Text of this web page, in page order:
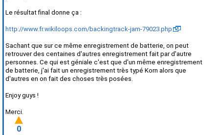
Le résultat final donne ça :
http://www.fr.wikiloops.com/backingtrack-jam-79023.php
Sachant que sur ce même enregistrement de batterie, on peut
retrouver des centaines d'autres enregistrement fait par d'autre
personnes. Ce qui est géniale c'est que d'un même enregistrement
de batterie, j'ai fait un enregistrement très typé Korn alors que
d'autres en on fait des choses très posées.
Enjoy guys !
Merci.
0